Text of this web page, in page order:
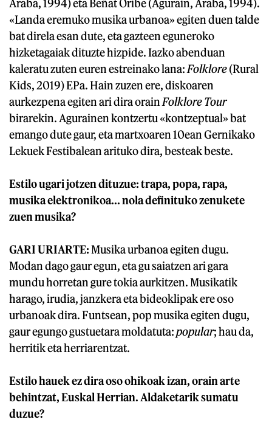
Araba, 1994) eta Beñat Oribe (Agurain, Araba, 1994).
«Landa eremuko musika urbanoa» egiten duen talde
bat direla esan dute, eta gazteen eguneroko
hizketagaiak dituzte hizpide. Iazko abenduan
kaleratu zuten euren estreinako lana: Folklore(Rural
Kids, 2019) EPa. Hain zuzen ere, diskoaren
aurkezpena egiten ari dira orain Folklore Tour
birarekin. Agurainen kontzertu «kontzeptual» bat
emango dute gaur, eta martxoaren 10ean Gernikako
Lekuek Festibalean arituko dira, besteak beste.
Estilo ugari jotzen dituzue: trapa, popa, rapa,
musika elektronikoa... nola definituko zenukete
zuen musika?
GARI URIARTE:Musika urbanoa egiten dugu.
Modan dago gaur egun, eta gu saiatzen ari gara
mundu horretan gure tokia aurkitzen. Musikatik
harago, irudia, janzkera eta bideoklipak ere oso
urbanoak dira. Funtsean, pop musika egiten dugu,
gaur egungo gustuetara moldatuta:popular; hau da,
herritik eta herriarentzat.
Estilo hauek ez dira oso ohikoak izan, orain arte
behintzat, Euskal Herrian. Aldaketarik sumatu
duzue?